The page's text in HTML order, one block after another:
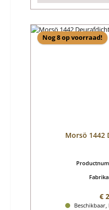
Nog 8 op voorraad!
Morsö 1442
€